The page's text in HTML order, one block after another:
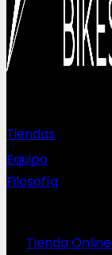
Tiendas
Equipo
Filosofía
Tienda Online